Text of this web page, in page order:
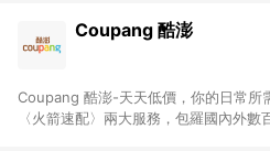
Coupang 酷澎
Coupang 酷澎-天天低價，你的日常所
〈火箭速配〉兩大服務，包羅國內外數